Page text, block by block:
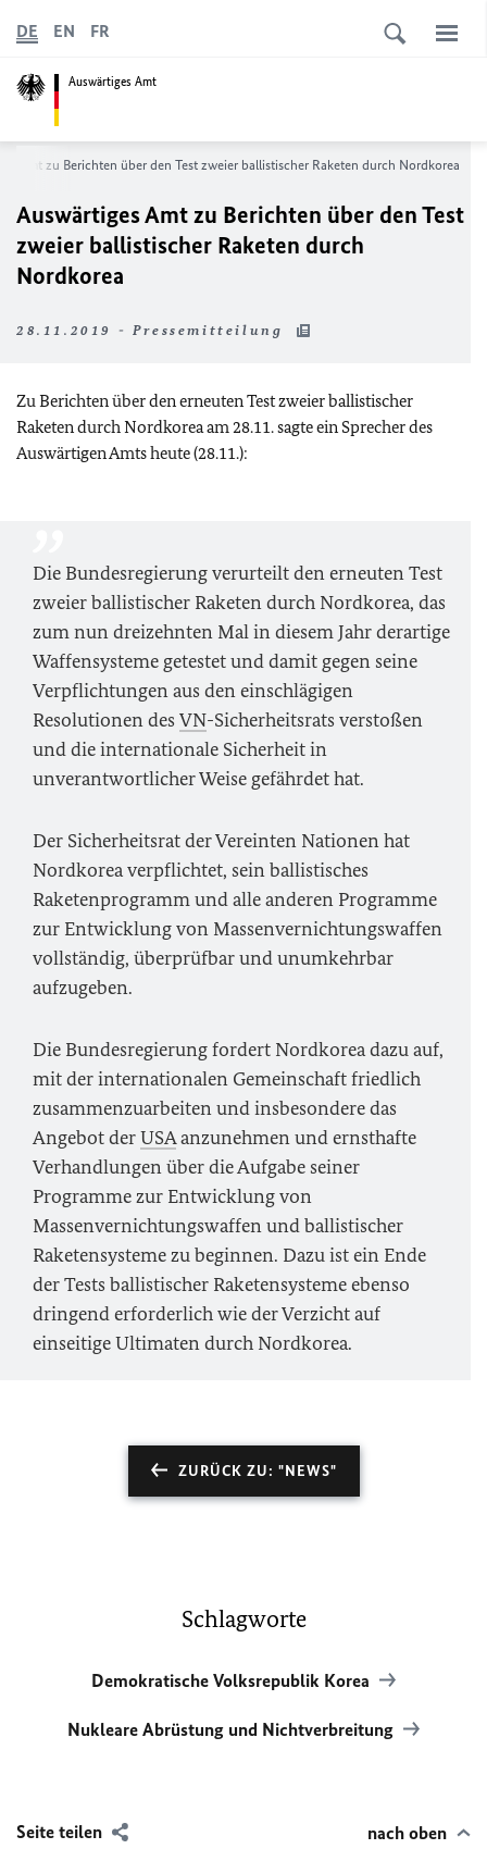
Auswärtiges Amt
DE EN FR
Amt zu Berichten über den Test zweier ballistischer Raketen durch Nordkorea
Auswärtiges Amt zu Berichten über den Test
zweier ballistischer Raketen durch
Nordkorea
28.11.2019 - Pressemitteilung
Zu Berichten über den erneuten Test zweier ballistischer
Raketen durch Nordkorea am 28.11. sagte ein Sprecher des
Auswärtigen Amts heute (28.11.):
Die Bundesregierung verurteilt den erneuten Test
zweier ballistischer Raketen durch Nordkorea, das
zum nun dreizehnten Mal in diesem Jahr derartige
Waffensysteme getestet und damit gegen seine
Verpflichtungen aus den einschlägigen
Resolutionen desVN-Sicherheitsrats verstoßen
und die internationale Sicherheit in
unverantwortlicher Weise gefährdet hat.
Der Sicherheitsrat der Vereinten Nationen hat
Nordkorea verpflichtet, sein ballistisches
Raketenprogramm und alle anderen Programme
zur Entwicklung von Massenvernichtungswaffen
vollständig, überprüfbar und unumkehrbar
aufzugeben.
Die Bundesregierung fordert Nordkorea dazu auf,
mit der internationalen Gemeinschaft friedlich
zusammenzuarbeiten und insbesondere das
Angebot derUSAanzunehmen und ernsthafte
Verhandlungen über die Aufgabe seiner
Programme zur Entwicklung von
Massenvernichtungswaffen und ballistischer
Raketensysteme zu beginnen. Dazu ist ein Ende
der Tests ballistischer Raketensysteme ebenso
dringend erforderlich wie der Verzicht auf
einseitige Ultimaten durch Nordkorea.
ZURÜCK ZU: "NEWS"
Schlagworte
Demokratische Volksrepublik Korea
Nukleare Abrüstung und Nichtverbreitung
Seite teilen nach oben